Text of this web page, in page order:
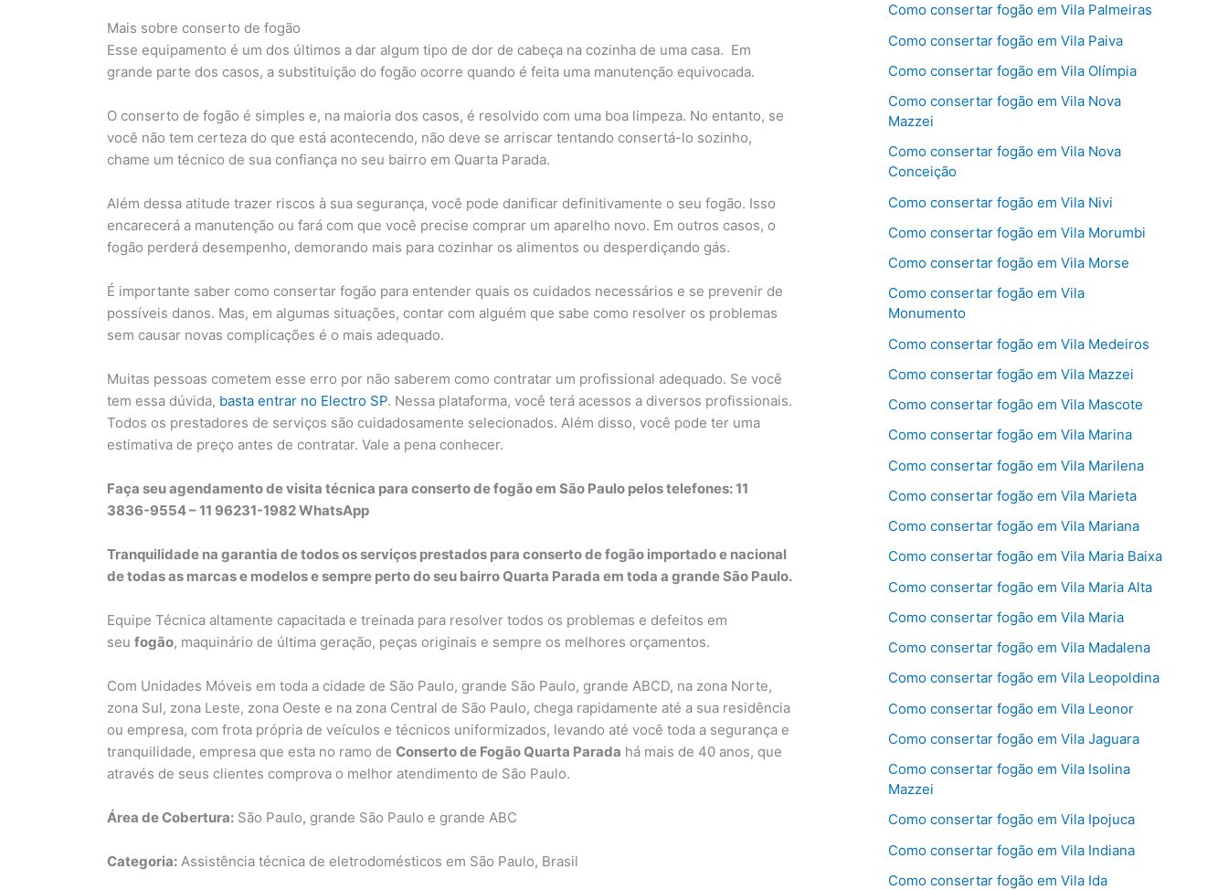
Mais sobre conserto de fogão
Esse equipamento é um dos últimos a dar algum tipo de dor de cabeça na cozinha de uma casa. Em
grande parte dos casos, a substituição do fogão ocorre quando é feita uma manutenção equivocada.
O conserto de fogão é simples e, na maioria dos casos, é resolvido com uma boa limpeza. No entanto, se
você não tem certeza do que está acontecendo, não deve se arriscar tentando consertá-lo sozinho,
chame um técnico de sua confiança no seu bairro em Quarta Parada.
Além dessa atitude trazer riscos à sua segurança, você pode danificar definitivamente o seu fogão. Isso
encarecerá a manutenção ou fará com que você precise comprar um aparelho novo. Em outros casos, o
fogão perderá desempenho, demorando mais para cozinhar os alimentos ou desperdiçando gás.
É importante saber como consertar fogão para entender quais os cuidados necessários e se prevenir de
possíveis danos. Mas, em algumas situações, contar com alguém que sabe como resolver os problemas
sem causar novas complicações é o mais adequado.
Muitas pessoas cometem esse erro por não saberem como contratar um profissional adequado. Se você
tem essa dúvida, basta entrar no Electro SP. Nessa plataforma, você terá acessos a diversos profissionais.
Todos os prestadores de serviços são cuidadosamente selecionados. Além disso, você pode ter uma
estimativa de preço antes de contratar. Vale a pena conhecer.
Faça seu agendamento de visita técnica para conserto de fogão em São Paulo pelos telefones: 11
3836-9554 – 11 96231-1982 WhatsApp
Tranquilidade na garantia de todos os serviços prestados para conserto de fogão importado e nacional
de todas as marcas e modelos e sempre perto do seu bairro Quarta Parada em toda a grande São Paulo.
Equipe Técnica altamente capacitada e treinada para resolver todos os problemas e defeitos em
seu fogão, maquinário de última geração, peças originais e sempre os melhores orçamentos.
Com Unidades Móveis em toda a cidade de São Paulo, grande São Paulo, grande ABCD, na zona Norte,
zona Sul, zona Leste, zona Oeste e na zona Central de São Paulo, chega rapidamente até a sua residência
ou empresa, com frota própria de veículos e técnicos uniformizados, levando até você toda a segurança e
tranquilidade, empresa que esta no ramo de Conserto de Fogão Quarta Parada há mais de 40 anos, que
através de seus clientes comprova o melhor atendimento de São Paulo.
Área de Cobertura: São Paulo, grande São Paulo e grande ABC
Categoria: Assistência técnica de eletrodomésticos em São Paulo, Brasil
Como consertar fogão em Vila Palmeiras
Como consertar fogão em Vila Paiva
Como consertar fogão em Vila Olímpia
Como consertar fogão em Vila Nova
Mazzei
Como consertar fogão em Vila Nova
Conceição
Como consertar fogão em Vila Nivi
Como consertar fogão em Vila Morumbi
Como consertar fogão em Vila Morse
Como consertar fogão em Vila
Monumento
Como consertar fogão em Vila Medeiros
Como consertar fogão em Vila Mazzei
Como consertar fogão em Vila Mascote
Como consertar fogão em Vila Marina
Como consertar fogão em Vila Marilena
Como consertar fogão em Vila Marieta
Como consertar fogão em Vila Mariana
Como consertar fogão em Vila Maria Baixa
Como consertar fogão em Vila Maria Alta
Como consertar fogão em Vila Maria
Como consertar fogão em Vila Madalena
Como consertar fogão em Vila Leopoldina
Como consertar fogão em Vila Leonor
Como consertar fogão em Vila Jaguara
Como consertar fogão em Vila Isolina
Mazzei
Como consertar fogão em Vila Ipojuca
Como consertar fogão em Vila Indiana
Como consertar fogão em Vila Ida